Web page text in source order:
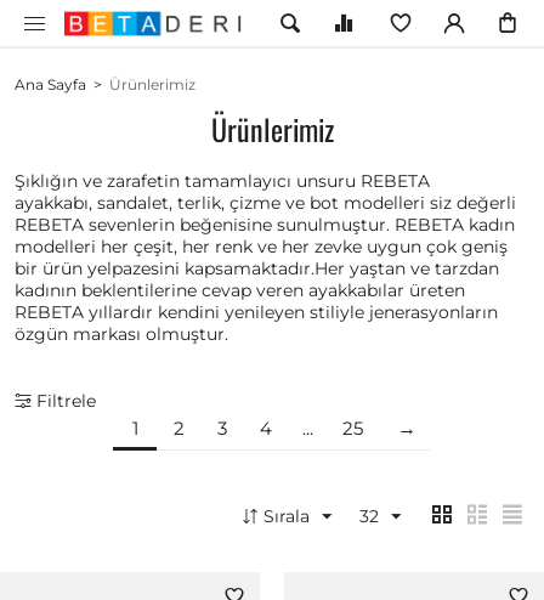
Ana Sayfa > Ürünlerimiz
Ürünlerimiz
Şıklığın ve zarafetin tamamlayıcı unsuru REBETA
ayakkabı, sandalet, terlik, çizme ve bot modelleri siz değerli
REBETA sevenlerin beğenisine sunulmuştur. REBETA kadın
modelleri her çeşit, her renk ve her zevke uygun çok geniş
bir ürün yelpazesini kapsamaktadır.Her yaştan ve tarzdan
kadının beklentilerine cevap veren ayakkabılar üreten
REBETA yıllardır kendini yenileyen stiliyle jenerasyonların
özgün markası olmuştur.
Filtrele
1 2 3 4 ... 25
Sırala 32